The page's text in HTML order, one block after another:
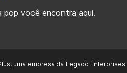
pop você encontra aqui.
uma empresa da Legado Enterprises.